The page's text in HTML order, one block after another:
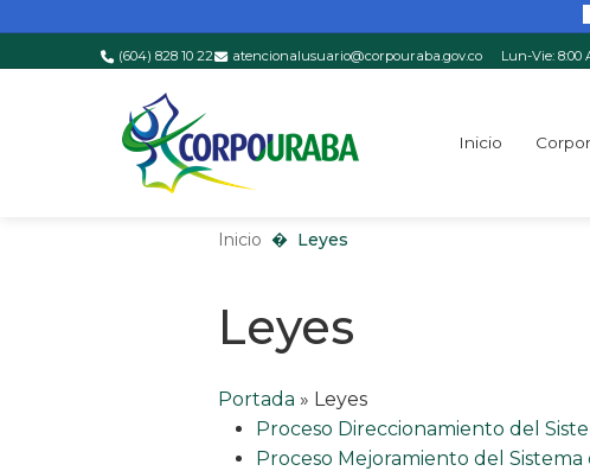
Saltar al contenido principal
(604) 828 10 22 atencionalusuario@corpouraba.gov.co Lun-Vie: 8:00
Inicio
Inicio Leyes
Inicio Leyes
Leyes
Portada » Leyes
Proceso Direccionamiento del
Proceso Mejoramiento del